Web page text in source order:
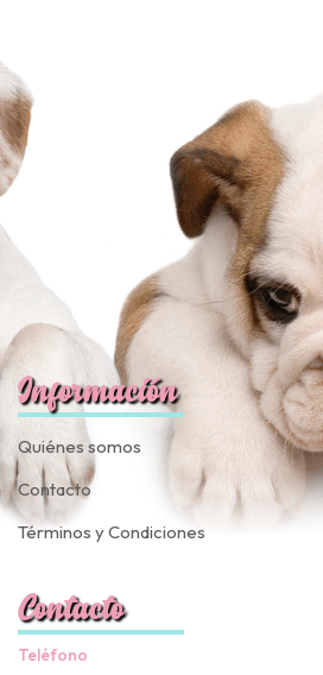
Información
Quiénes somos
Contacto
Términos y Condiciones
Contacto
Teléfono